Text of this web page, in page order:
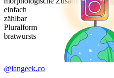
einfach
zählbar
Pluralform
bratwursts
@langeek.co